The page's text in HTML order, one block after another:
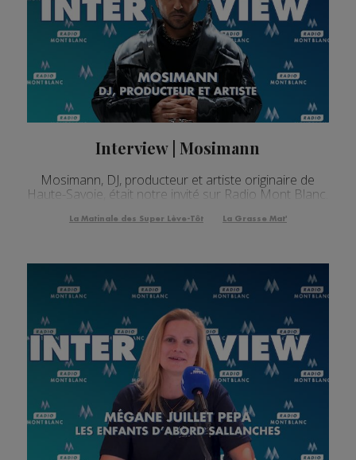
Interview | Mosimann
Mosimann, DJ, producteur et artiste originaire de
Haute-Savoie, était notre invité sur Radio Mont Blanc.
La Matinale des Super Lève-Tôt La Grasse Mat'